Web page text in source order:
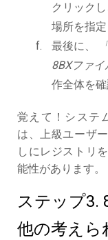
クリック
場所を指
最後に、
8BXファイ
作全体を確
覚えて！システ
は、上級ユーザ
しにレジストリ
能性があります。
ステップ3.
他の考えら